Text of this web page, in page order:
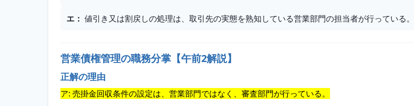
エ ： 値引き又は割戻しの処理は、取引先の実態を熟知している営業部門の担当者が行っている。
営業債権管理の職務分掌【午前2解説】
正解の理由
ア: 売掛金回収条件の設定は、営業部門ではなく、審査部門が行っている。